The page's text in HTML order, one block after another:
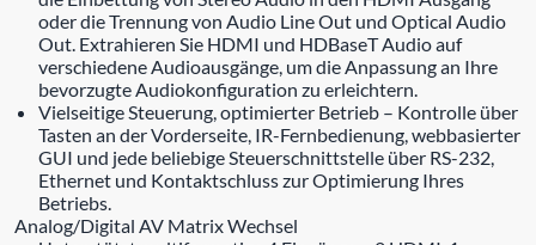
oder die Trennung von Audio Line Out und Optical Audio
Out. Extrahieren Sie HDMI und HDBaseT Audio auf
verschiedene Audioausgänge, um die Anpassung an Ihre
bevorzugte Audiokonfiguration zu erleichtern.
Vielseitige Steuerung, optimierter Betrieb – Kontrolle über
Tasten an der Vorderseite, IR-Fernbedienung, webbasierter
GUI und jede beliebige Steuerschnittstelle über RS-232,
Ethernet und Kontaktschluss zur Optimierung Ihres
Betriebs.
Analog/Digital AV Matrix Wechsel